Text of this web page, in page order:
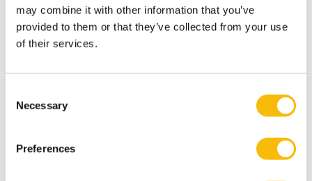
may combine it with other information that you’ve
provided to them or that they’ve collected from your use
of their services.
Selection
Necessary
Preferences
wijze de route naar duurzaamheid wil versnellen.
Daarnaast omvat het ook een academische ESG-
leerstoel bij Nyenrode, waaruit onderzoek,